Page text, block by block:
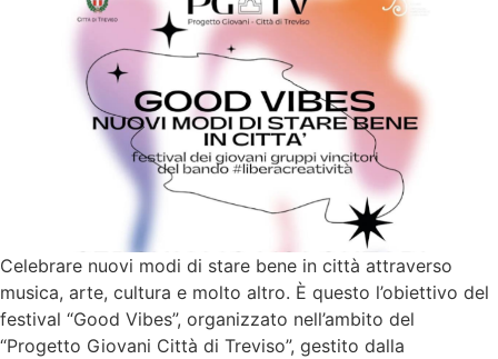
Celebrare nuovi modi di stare bene in città attraverso
musica, arte, cultura e molto altro. È questo l’obiettivo del
festival “Good Vibes”, organizzato nell’ambito del
“Progetto Giovani Città di Treviso”, gestito dalla